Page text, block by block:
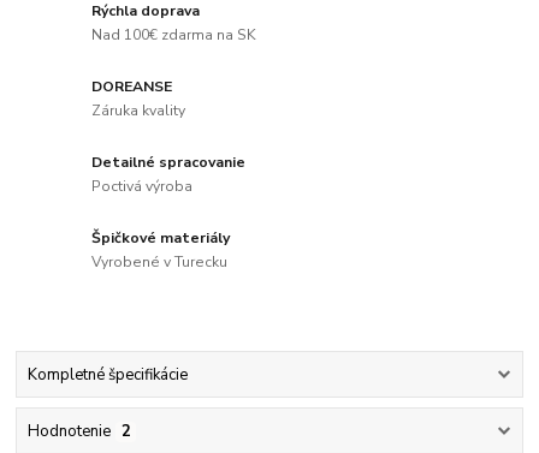
Rýchla doprava
Nad 100€ zdarma na SK
DOREANSE
Záruka kvality
Detailné spracovanie
Poctivá výroba
Špičkové materiály
Vyrobené v Turecku
Kompletné špecifikácie
Hodnotenie 2